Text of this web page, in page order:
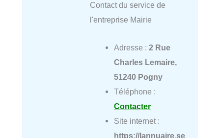
Contact du service de
l'entreprise Mairie
Adresse : 2 Rue
Charles Lemaire,
51240 Pogny
Téléphone :
Contacter
Site internet :
https://lannuaire.se